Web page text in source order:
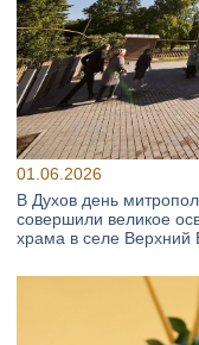
01.06.2026
В Духов день
совершили великое
храма в селе Верхний